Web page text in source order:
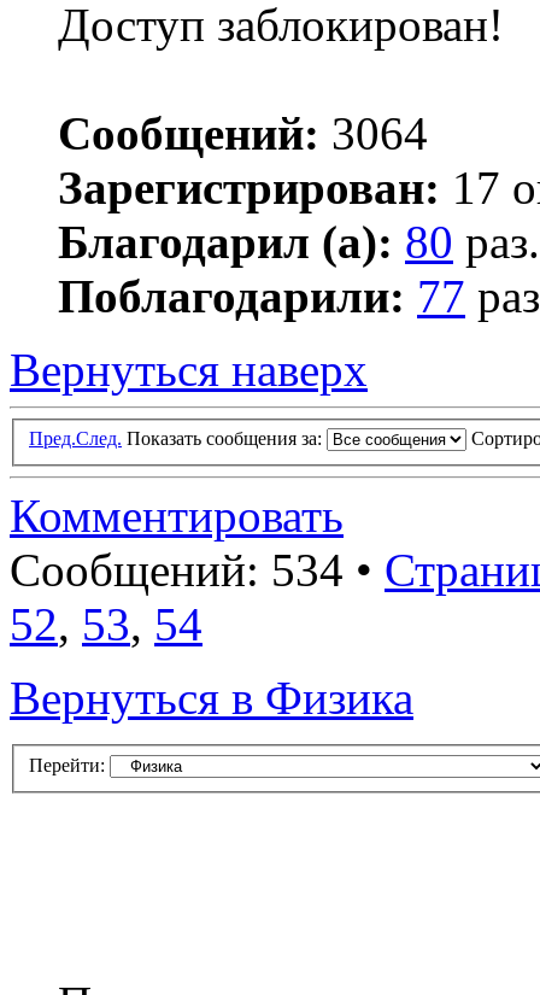
Доступ заблокирован!
Сообщений: 3064
Зарегистрирован: 17
Благодарил (а): 80 раз.
Поблагодарили: 77
Вернуться наверх
Пред.След. Показать сообщения за:
Комментировать
Сообщений: 534 •
52, 53, 54
Вернуться в Физика
Перейти: